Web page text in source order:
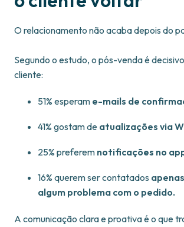
O relacionamento não acaba depois do
Segundo o estudo, o pós-venda é
cliente:
51% esperam e-mails de
41% gostam de atualizações via
25% preferem notificações no
16% querem ser contatados
algum problema com o pedido.
A comunicação clara e proativa é o que